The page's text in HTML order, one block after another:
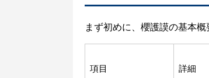
まず初めに、櫻護謨の基本
項目 詳細